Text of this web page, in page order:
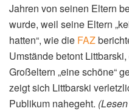
Jahren von seinen Eltern
wurde, weil seine Eltern
hatten“, wie die FAZ
Umstände betont
Großeltern „eine schöne“
zeigt sich Littbarski
Publikum nahegeht.